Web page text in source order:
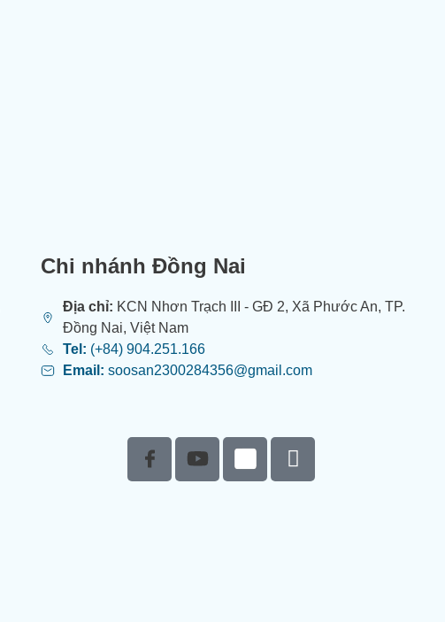
Chi nhánh Đồng Nai
Địa chỉ: KCN Nhơn Trạch III - GĐ 2, Xã Phước An, TP.
Đồng Nai, Việt Nam
Tel: (+84) 904.251.166
Email: soosan2300284356@gmail.com